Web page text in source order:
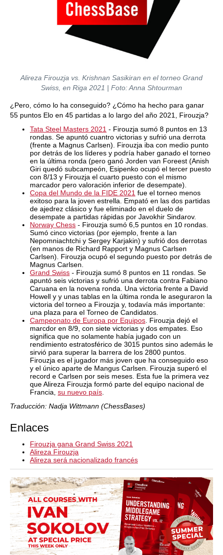
Alireza Firouzja vs. Krishnan Sasikiran en el torneo Grand
Swiss, en Riga 2021 | Foto: Anna Shtourman
¿Pero, cómo lo ha conseguido? ¿Cómo ha hecho para ganar
55 puntos Elo en 45 partidas a lo largo del año 2021, Firouzja?
Tata Steel Masters 2021 - Firouzja sumó 8 puntos en 13
rondas. Se apuntó cuantro victorias y sufrió una derrota
(frente a Magnus Carlsen). Firouzja iba con medio punto
por detrás de los líderes y podría haber ganado el torneo
en la última ronda (pero ganó Jorden van Foreest (Anish
Giri quedó subcampeón, Esipenko ocupó el tercer puesto
con 8/13 y Firouzja el cuarto puesto con el mismo
marcador pero valoración inferior de desempate).
Copa del Mundo de la FIDE 2021 fue el torneo menos
exitoso para la joven estrella. Empató en las dos partidas
de ajedrez clásico y fue eliminado en el duelo de
desempate a partidas rápidas por Javokhir Sindarov.
Norway Chess - Firouzja sumó 6,5 puntos en 10 rondas.
Sumó cinco victorias (por ejemplo, frente a Ian
Nepomniachtchi y Sergey Karjakin) y sufrió dos derrotas
(en manos de Richard Rapport y Magnus Carlsen
Carlsen). Firouzja ocupó el segundo puesto por detrás de
Magnus Carlsen.
Grand Swiss - Firouzja sumó 8 puntos en 11 rondas. Se
apuntó seis victorias y sufrió una derrota contra Fabiano
Caruana en la novena ronda. Una victoria frente a David
Howell y y unas tablas en la última ronda le aseguraron la
victoria del torneo a Firouzja y, todavía más importante:
una plaza para el Torneo de Candidatos.
Campeonato de Europa por Equipos . Firouzja dejó el
marcdor en 8/9, con siete victorias y dos empates. Eso
significa que no solamente había jugado con un
rendimiento estratosférico de 3015 puntos sino además le
sirvió para superar la barrera de los 2800 puntos.
Firouzja es el jugador más joven que ha conseguido eso
y el único aparte de Mangus Carlsen. Firouzja superó el
record e Carlsen por seis meses. Esta fue la primera vez
que Alireza Firouzja formó parte del equipo nacional de
Francia, su nuevo país
Traducción: Nadja Wittmann (ChessBases)
Enlaces
Firouzja gana Grand Swiss 2021
Alireza Firouzja
Alireza será nacionalizado francés